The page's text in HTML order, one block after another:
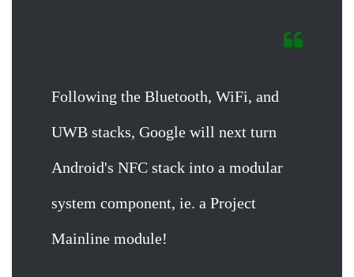
Following the Bluetooth, WiFi, and
UWB stacks, Google will next turn
Android's NFC stack into a modular
system component, ie. a Project
Mainline module!